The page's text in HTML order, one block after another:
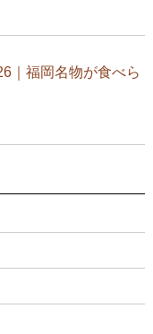
｜福岡名物が食べら